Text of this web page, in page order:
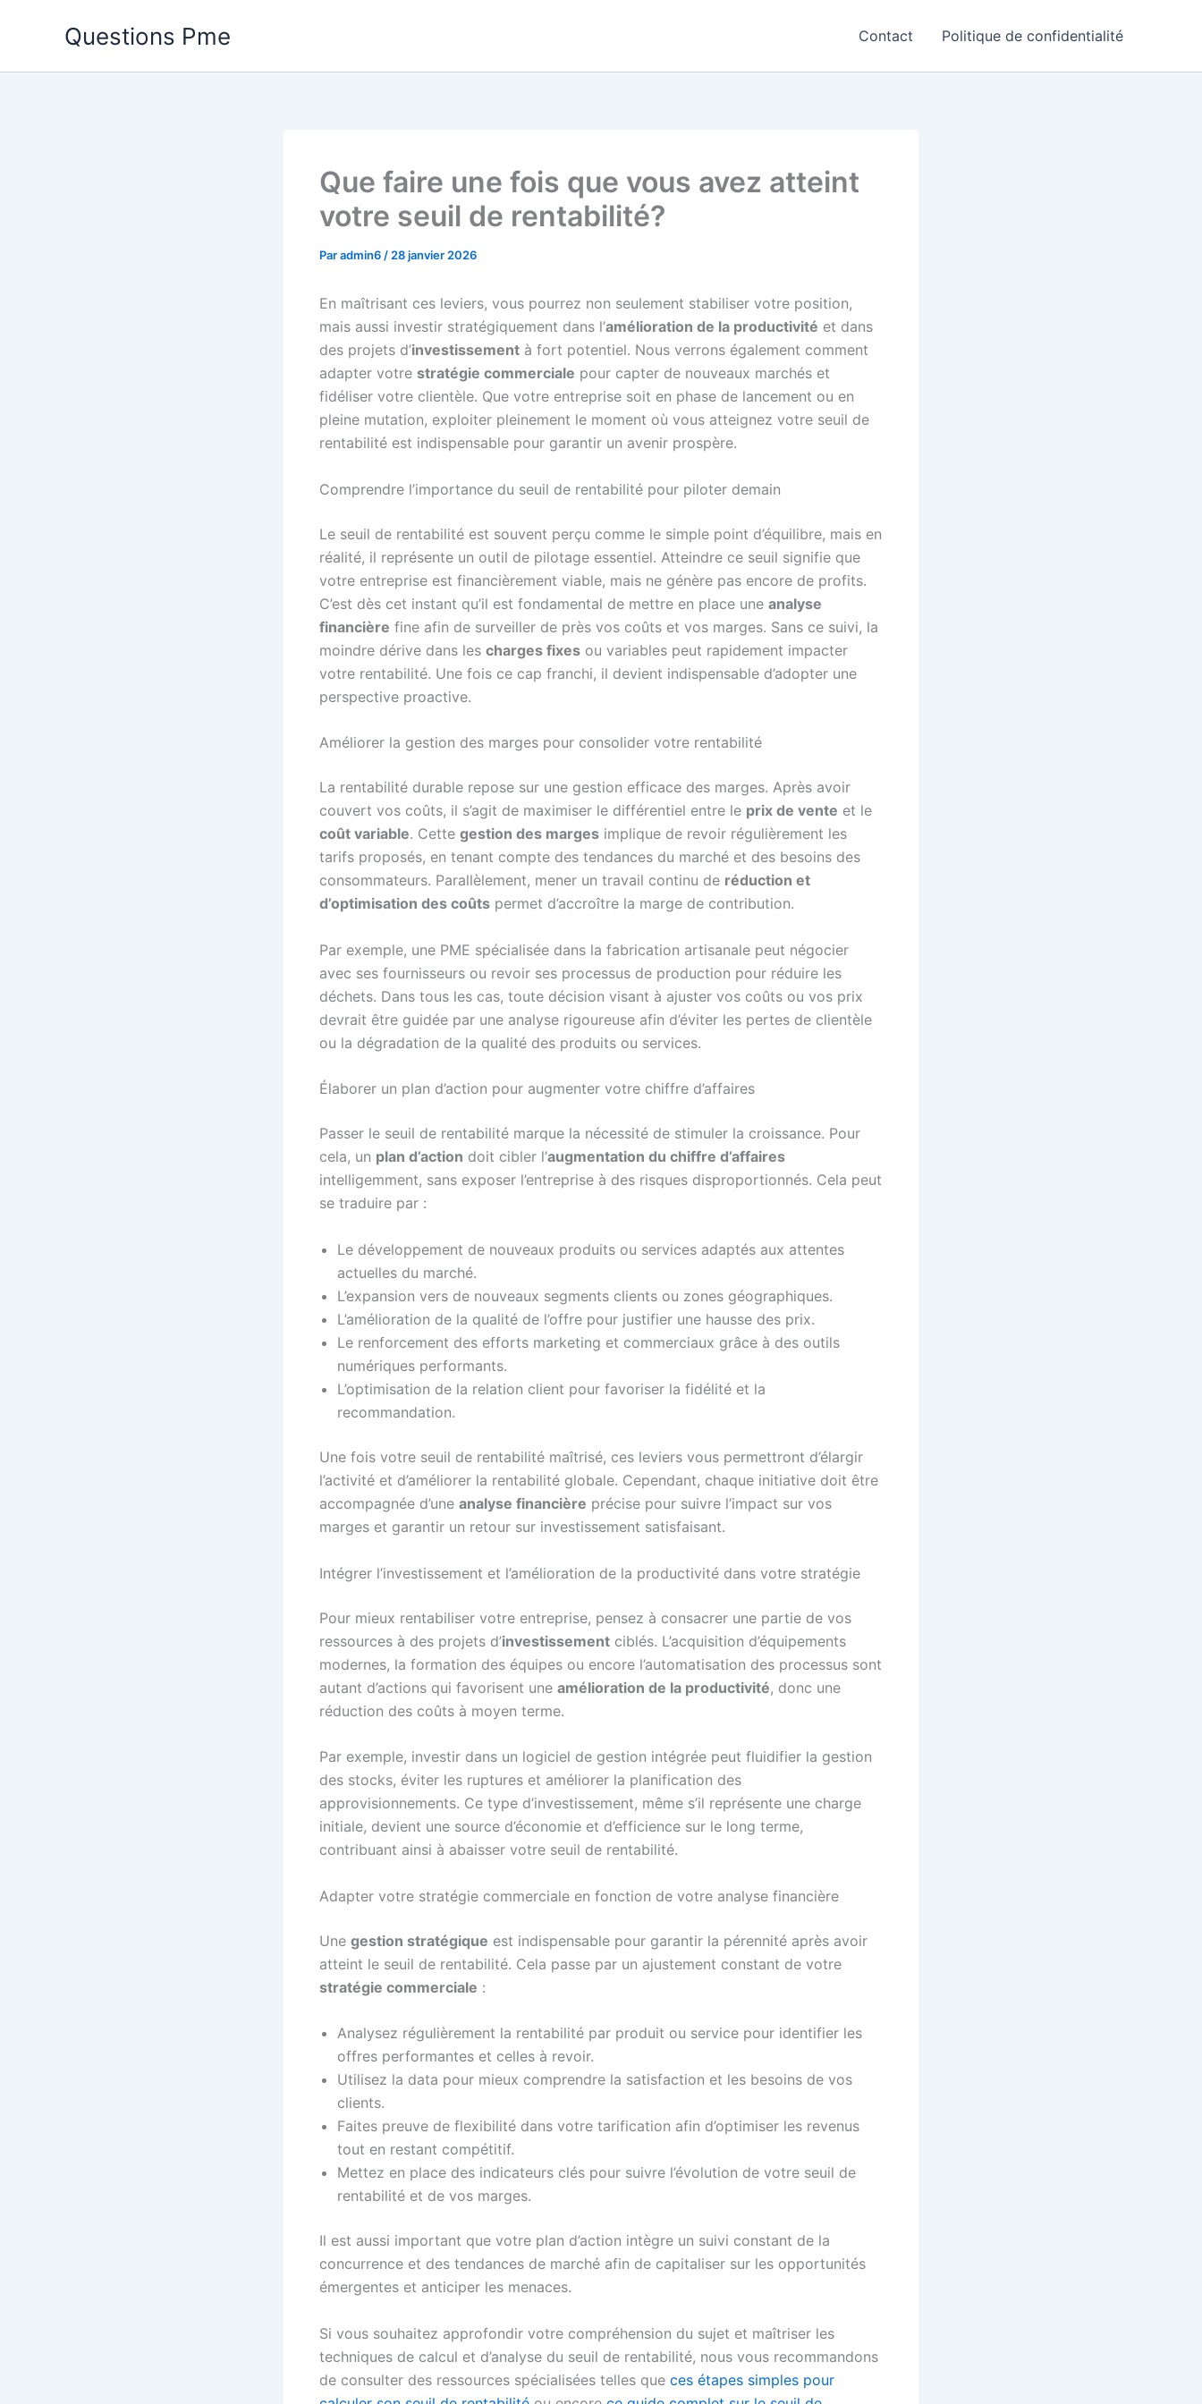
Questions Pme Contact Politique de confidentialité
Que faire une fois que vous avez atteint
votre seuil de rentabilité?
Paradmin6 / 28 janvier 2026
En maîtrisant ces leviers, vous pourrez non seulement stabiliser votre position,
mais aussi investir stratégiquement dans l’amélioration de la productivité et dans
des projets d’investissement à fort potentiel. Nous verrons également comment
adapter votre stratégie commerciale pour capter de nouveaux marchés et
fidéliser votre clientèle. Que votre entreprise soit en phase de lancement ou en
pleine mutation, exploiter pleinement le moment où vous atteignez votre seuil de
rentabilité est indispensable pour garantir un avenir prospère.
Comprendre l’importance du seuil de rentabilité pour piloter demain
Le seuil de rentabilité est souvent perçu comme le simple point d’équilibre, mais en
réalité, il représente un outil de pilotage essentiel. Atteindre ce seuil signifie que
votre entreprise est financièrement viable, mais ne génère pas encore de profits.
C’est dès cet instant qu’il est fondamental de mettre en place une analyse
financière fine afin de surveiller de près vos coûts et vos marges. Sans ce suivi, la
moindre dérive dans les charges fixes ou variables peut rapidement impacter
votre rentabilité. Une fois ce cap franchi, il devient indispensable d’adopter une
perspective proactive.
Améliorer la gestion des marges pour consolider votre rentabilité
La rentabilité durable repose sur une gestion efficace des marges. Après avoir
couvert vos coûts, il s’agit de maximiser le différentiel entre le prix de vente et le
coût variable. Cette gestion des marges implique de revoir régulièrement les
tarifs proposés, en tenant compte des tendances du marché et des besoins des
consommateurs. Parallèlement, mener un travail continu de réduction et
d’optimisation des coûts permet d’accroître la marge de contribution.
Par exemple, une PME spécialisée dans la fabrication artisanale peut négocier
avec ses fournisseurs ou revoir ses processus de production pour réduire les
déchets. Dans tous les cas, toute décision visant à ajuster vos coûts ou vos prix
devrait être guidée par une analyse rigoureuse afin d’éviter les pertes de clientèle
ou la dégradation de la qualité des produits ou services.
Élaborer un plan d’action pour augmenter votre chiffre d’affaires
Passer le seuil de rentabilité marque la nécessité de stimuler la croissance. Pour
cela, un plan d’action doit cibler l’augmentation du chiffre d’affaires
intelligemment, sans exposer l’entreprise à des risques disproportionnés. Cela peut
se traduire par :
Le développement de nouveaux produits ou services adaptés aux attentes
actuelles du marché.
L’expansion vers de nouveaux segments clients ou zones géographiques.
L’amélioration de la qualité de l’offre pour justifier une hausse des prix.
Le renforcement des efforts marketing et commerciaux grâce à des outils
numériques performants.
L’optimisation de la relation client pour favoriser la fidélité et la
recommandation.
Une fois votre seuil de rentabilité maîtrisé, ces leviers vous permettront d’élargir
l’activité et d’améliorer la rentabilité globale. Cependant, chaque initiative doit être
accompagnée d’une analyse financière précise pour suivre l’impact sur vos
marges et garantir un retour sur investissement satisfaisant.
Intégrer l’investissement et l’amélioration de la productivité dans votre stratégie
Pour mieux rentabiliser votre entreprise, pensez à consacrer une partie de vos
ressources à des projets d’investissement ciblés. L’acquisition d’équipements
modernes, la formation des équipes ou encore l’automatisation des processus sont
autant d’actions qui favorisent une amélioration de la productivité, donc une
réduction des coûts à moyen terme.
Par exemple, investir dans un logiciel de gestion intégrée peut fluidifier la gestion
des stocks, éviter les ruptures et améliorer la planification des
approvisionnements. Ce type d’investissement, même s’il représente une charge
initiale, devient une source d’économie et d’efficience sur le long terme,
contribuant ainsi à abaisser votre seuil de rentabilité.
Adapter votre stratégie commerciale en fonction de votre analyse financière
Une gestion stratégique est indispensable pour garantir la pérennité après avoir
atteint le seuil de rentabilité. Cela passe par un ajustement constant de votre
stratégie commerciale :
Analysez régulièrement la rentabilité par produit ou service pour identifier les
offres performantes et celles à revoir.
Utilisez la data pour mieux comprendre la satisfaction et les besoins de vos
clients.
Faites preuve de flexibilité dans votre tarification afin d’optimiser les revenus
tout en restant compétitif.
Mettez en place des indicateurs clés pour suivre l’évolution de votre seuil de
rentabilité et de vos marges.
Il est aussi important que votre plan d’action intègre un suivi constant de la
concurrence et des tendances de marché afin de capitaliser sur les opportunités
émergentes et anticiper les menaces.
Si vous souhaitez approfondir votre compréhension du sujet et maîtriser les
techniques de calcul et d’analyse du seuil de rentabilité, nous vous recommandons
de consulter des ressources spécialisées telles que ces étapes simples pour